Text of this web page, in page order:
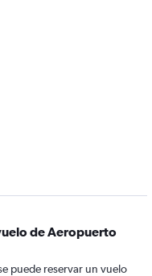
de Aeropuerto
puede reservar un vuelo